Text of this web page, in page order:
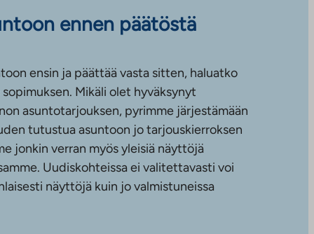
ennen päätöstä
ensin ja päättää vasta sitten, haluatko
Mikäli olet hyväksynyt
asuntotarjouksen, pyrimme järjestämään
tutustua asuntoon jo tarjouskierroksen
jonkin verran myös yleisiä näyttöjä
Uudiskohteissa ei valitettavasti voi
näyttöjä kuin jo valmistuneissa